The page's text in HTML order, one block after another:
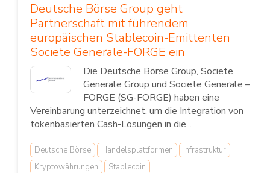
Deutsche Börse Group geht
Partnerschaft mit führendem
europäischen Stablecoin-Emittenten
Societe Generale-FORGE ein
Die Deutsche Börse Group, Societe
Generale Group und Societe Generale –
FORGE (SG-FORGE) haben eine
Vereinbarung unterzeichnet, um die Integration von
tokenbasierten Cash-Lösungen in die...
Deutsche Börse Handelsplattformen
Infrastruktur
Kryptowährungen
Stablecoin